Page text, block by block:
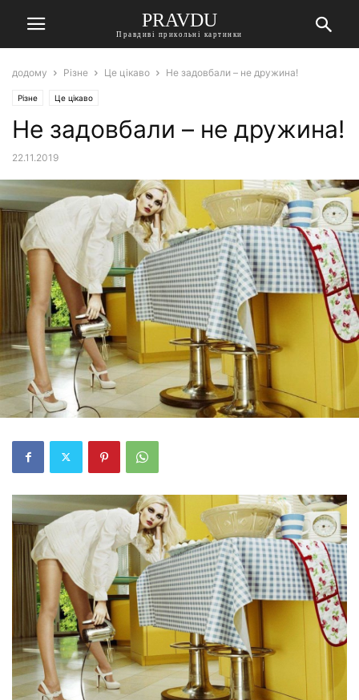
PRAVDU
Правдиві прикольні картинки
додому Різне Це цікаво Не задовбали – не дружина!
Різне Це цікаво
Не задовбали – не дружина!
22.11.2019